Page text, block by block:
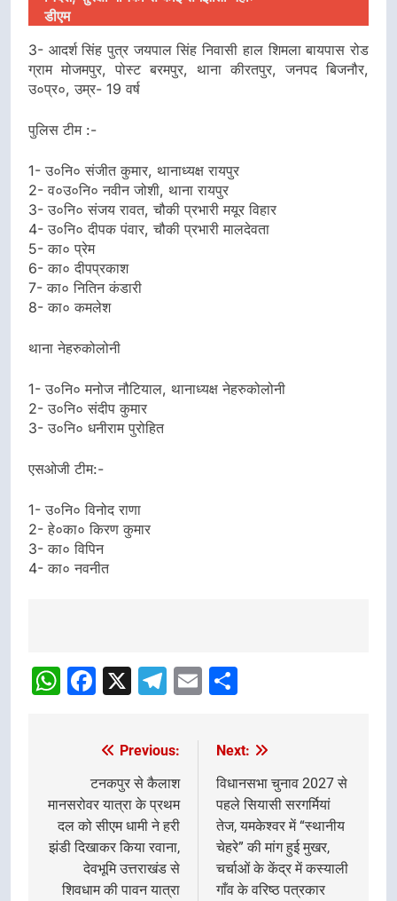
डीएम
3- आदर्श सिंह पुत्र जयपाल सिंह निवासी हाल शिमला बायपास रोड
ग्राम मोजमपुर, पोस्ट बरमपुर, थाना कीरतपुर, जनपद बिजनौर,
उ०प्र०, उम्र- 19 वर्ष
पुलिस टीम :-
1- उ०नि० संजीत कुमार, थानाध्यक्ष रायपुर
2- व०उ०नि० नवीन जोशी, थाना रायपुर
3- उ०नि० संजय रावत, चौकी प्रभारी मयूर विहार
4- उ०नि० दीपक पंवार, चौकी प्रभारी मालदेवता
5- का० प्रेम
6- का० दीपप्रकाश
7- का० नितिन कंडारी
8- का० कमलेश
थाना नेहरुकोलोनी
1- उ०नि० मनोज नौटियाल, थानाध्यक्ष नेहरुकोलोनी
2- उ०नि० संदीप कुमार
3- उ०नि० धनीराम पुरोहित
एसओजी टीम:-
1- उ०नि० विनोद राणा
2- हे०का० किरण कुमार
3- का० विपिन
4- का० नवनीत
navigation
WhatsApp
Facebook
X Telegram
Email
navigation
Previous:
टनकपुर से कैलाश
मानसरोवर यात्रा के प्रथम
दल को सीएम धामी ने हरी
झंडी दिखाकर किया रवाना,
देवभूमि उत्तराखंड से
शिवधाम की पावन यात्रा
Next:
विधानसभा चुनाव 2027 से
पहले सियासी सरगर्मियां
तेज, यमकेश्वर में “स्थानीय
चेहरे” की मांग हुई मुखर,
चर्चाओं के केंद्र में कस्याली
गाँव के वरिष्ठ पत्रकार